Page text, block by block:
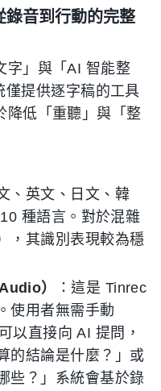
音到行動的完整
字」與「AI 智能整
僅提供逐字稿的工具
降低「重聽」與「整
、英文、日文、韓
種語言。對於混雜
，其識別表現較為穩
）
：這是 Tinrec
使用者無需手動
以直接向 AI 提問，
的結論是什麼？」或
些？」系統會基於錄